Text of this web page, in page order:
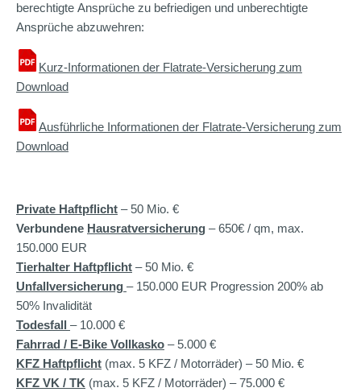
berechtigte Ansprüche zu befriedigen und unberechtigte
Ansprüche abzuwehren:
Kurz-Informationen der Flatrate-Versicherung zum
Download
Ausführliche Informationen der Flatrate-Versicherung zum
Download
Private Haftpflicht – 50 Mio. €
Verbundene Hausratversicherung – 650€ / qm, max.
150.000 EUR
Tierhalter Haftpflicht – 50 Mio. €
Unfallversicherung – 150.000 EUR Progression 200% ab
50% Invalidität
Todesfall – 10.000 €
Fahrrad / E-Bike Vollkasko – 5.000 €
KFZ Haftpflicht (max. 5 KFZ / Motorräder) – 50 Mio. €
KFZ VK / TK (max. 5 KFZ / Motorräder) – 75.000 €